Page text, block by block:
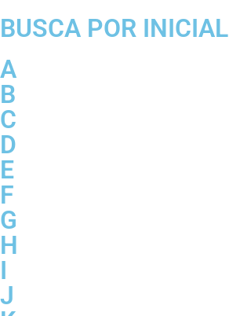
BUSCA POR INICIAL
A
B
C
D
E
F
G
H
I
J